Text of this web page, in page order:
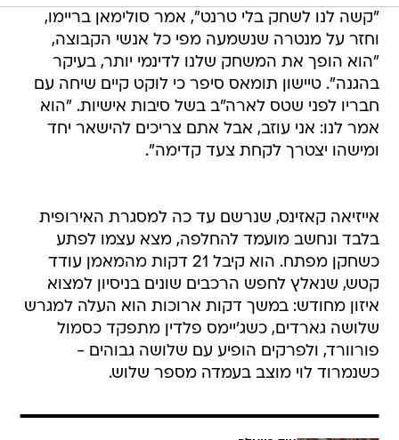
"קשה לנו לשחק בלי טרנט", אמר סולימאן בריימו,
וחזר על מנטרה שנשמעה מפי כל אנשי הקבוצה,
"הוא הופך את המשחק שלנו לדינמי יותר, בעיקר
בהגנה". טיישון תומאס סיפר כי לוקט קיים שיחה עם
חבריו לפני שטס לארה"ב בשל סיבות אישיות. "הוא
אמר לנו: אני עוזב, אבל אתם צריכים להישאר יחד
ומישהו יצטרך לקחת צעד קדימה".
אייזיאה קאזינס, שנרשם עד כה למסגרת האירופית
בלבד ונחשב מועמד להחלפה, מצא עצמו לפתע
כשחקן מפתח. הוא קיבל 21 דקות מהמאמן עודד
קטש, שנאלץ לחפש הרכבים שונים בניסיון למצוא
איזון מחודש: במשך דקות ארוכות הוא העלה למגרש
שלושה גארדים, כשג'יימס פלדין מתפקד כסמול
פורוורד, ולפרקים הופיע עם שלושה גבוהים -
כשנמרוד לוי מוצב בעמדה מספר שלוש.